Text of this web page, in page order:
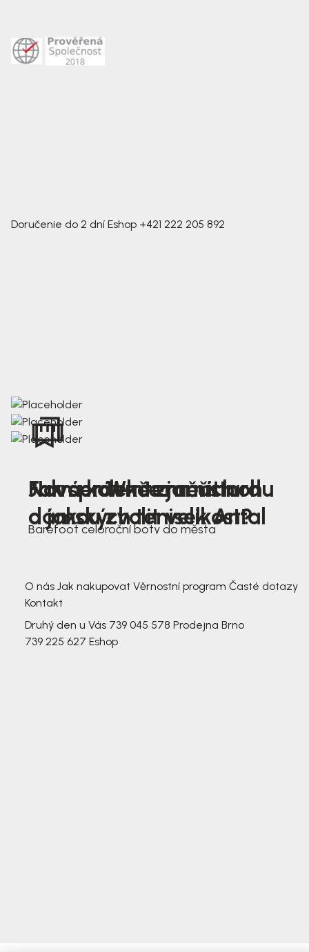
Doručenie do 2 dní Eshop +421 222 205 892
Nová kolekce jarních
dámských tenisek Antal
Jak správně změřit nohu
a jakou zvolit velikost?
Farmer Winter mustard
Barefoot celoroční boty do města
O nás Jak nakupovat Věrnostní program Časté dotazy
Kontakt
Druhý den u Vás 739 045 578 Prodejna Brno
739 225 627 Eshop